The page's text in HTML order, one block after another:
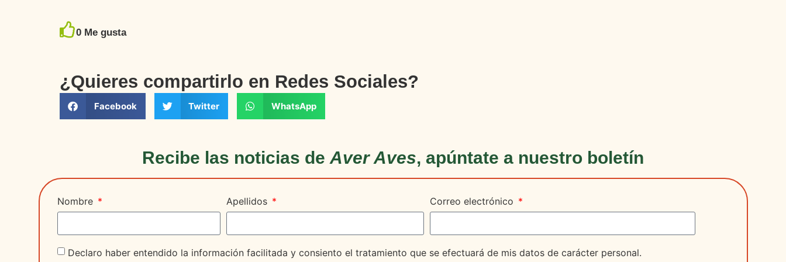
0 Me gusta
¿Quieres compartirlo en Redes Sociales?
Facebook Twitter WhatsApp
Recibe las noticias de Aver Aves, apúntate a nuestro boletín
Nombre Apellidos Correo electrónico
Declaro haber entendido la información facilitada y consiento el tratamiento que se efectuará de mis datos de carácter personal.